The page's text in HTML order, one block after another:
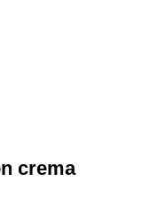
crema